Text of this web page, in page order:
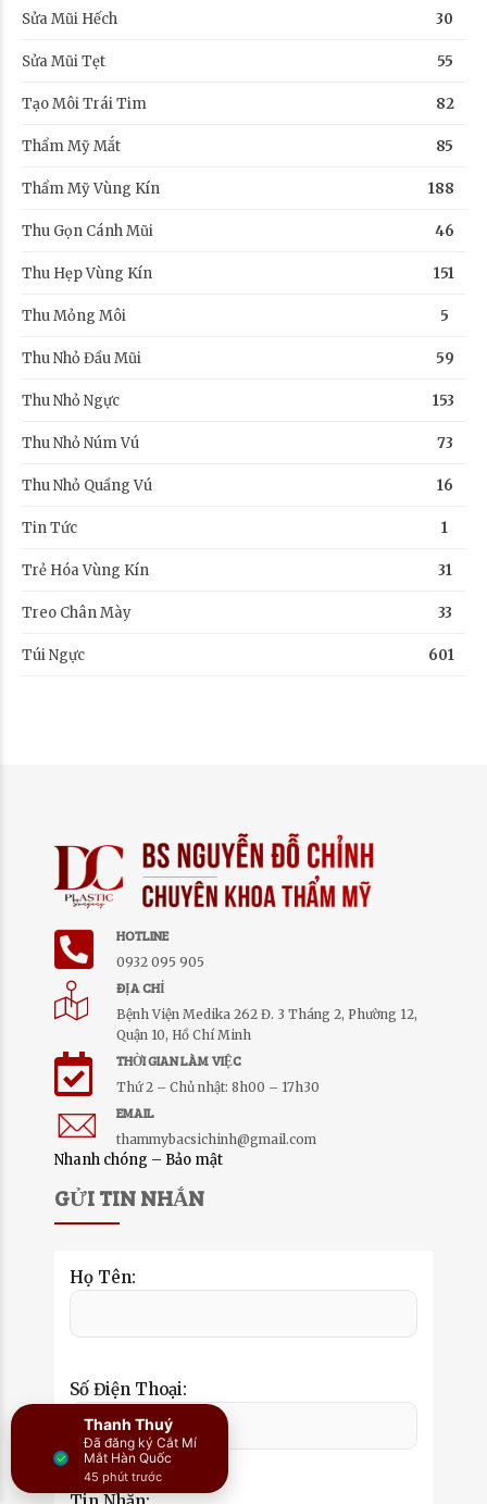
Sửa Mũi Hếch 30
Sửa Mũi Tẹt 55
Tạo Môi Trái Tim 82
Thẩm Mỹ Mắt 85
Thẩm Mỹ Vùng Kín 188
Thu Gọn Cánh Mũi 46
Thu Hẹp Vùng Kín 151
Thu Mỏng Môi 5
Thu Nhỏ Đầu Mũi 59
Thu Nhỏ Ngực 153
Thu Nhỏ Núm Vú 73
Thu Nhỏ Quầng Vú 16
Tin Tức 1
Trẻ Hóa Vùng Kín 31
Treo Chân Mày 33
Túi Ngực 601
HOTLINE
0932 095 905
ĐỊA CHỈ
Bệnh Viện Medika 262 Đ. 3 Tháng 2, Phường 12,
Quận 10, Hồ Chí Minh
THỜI GIAN LÀM VIỆC
Thứ 2 – Chủ nhật: 8h00 – 17h30
EMAIL
thammybacsichinh@gmail.com
Nhanh chóng – Bảo mật
GỬI TIN NHẮN
Họ Tên:
Số Điện Thoại:
Thanh Thuý
Đã đăng ký Cắt Mí
Mắt Hàn Quốc
45 phút trước